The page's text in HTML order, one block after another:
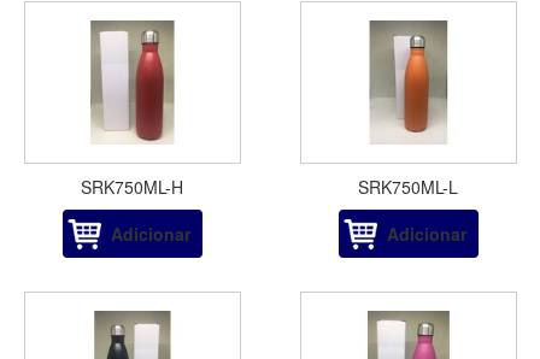
SRK750ML-H
Adicionar
SRK750ML-L
Adicionar